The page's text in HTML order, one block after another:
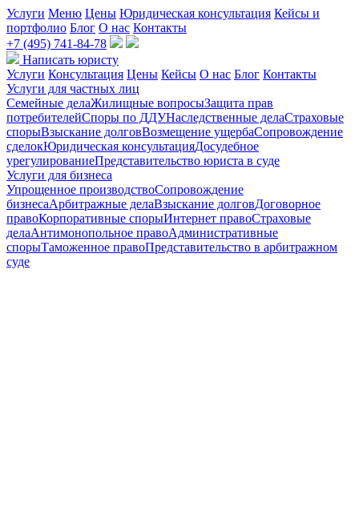
Услуги Меню Цены Юридическая консультация Кейсы и
портфолио Блог О нас Контакты
+7 (495) 741-84-78
Написать юристу
Услуги Консультация Цены Кейсы О нас Блог Контакты
Услуги для частных лиц
Семейные делаЖилищные вопросыЗащита прав
потребителейСпоры по ДДУНаследственные делаСтраховые
спорыВзыскание долговВозмещение ущербаСопровождение
сделокЮридическая консультацияДосудебное
урегулированиеПредставительство юриста в суде
Услуги для бизнеса
Упрощенное производствоСопровождение
бизнесаАрбитражные делаВзыскание долговДоговорное
правоКорпоративные спорыИнтернет правоСтраховые
делаАнтимонопольное правоАдминистративные
спорыТаможенное правоПредставительство в арбитражном
суде